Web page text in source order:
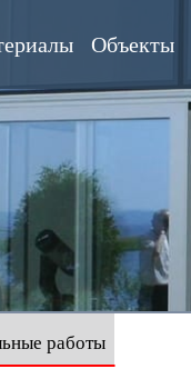
Объекты
работы